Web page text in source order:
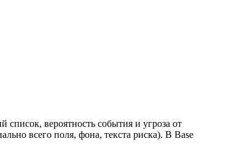
вероятность события и угроза от
всего поля, фона, текста риска). В Base